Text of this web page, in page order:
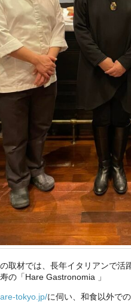
取材では、長年イタリアンで活
の「Hare Gastronomia 」
tokyo.jp/に伺い、和食以外で